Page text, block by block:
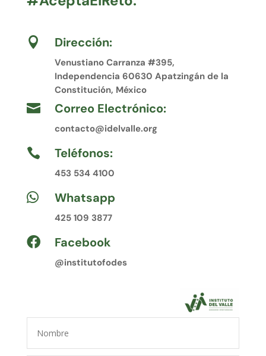
 Dirección:
Venustiano Carranza #395,
Independencia 60630 Apatzingán de la
Constitución, México
 Correo Electrónico:
contacto@idelvalle.org
 Teléfonos:
453 534 4100
 Whatsapp
425 109 3877
 Facebook
@institutofodes